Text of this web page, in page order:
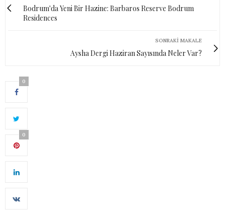
Bodrum'da Yeni Bir Hazine: Barbaros Reserve Bodrum
Residences
SONRAKI MAKALE
Aysha Dergi Haziran Sayısında Neler Var?
0
0